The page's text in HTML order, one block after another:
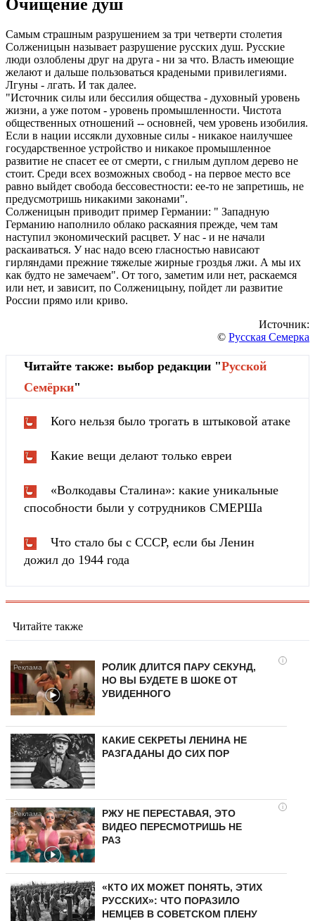
Очищение душ
Самым страшным разрушением за три четверти столетия
Солженицын называет разрушение русских душ. Русские
люди озлоблены друг на друга - ни за что. Власть имеющие
желают и дальше пользоваться крадеными привилегиями.
Лгуны - лгать. И так далее.
"Источник силы или бессилия общества - духовный уровень
жизни, а уже потом - уровень промышленности. Чистота
общественных отношений -- основней, чем уровень изобилия.
Если в нации иссякли духовные силы - никакое наилучшее
государственное устройство и никакое промышленное
развитие не спасет ее от смерти, с гнилым дуплом дерево не
стоит. Среди всех возможных свобод - на первое место все
равно выйдет свобода бессовестности: ее-то не запретишь, не
предусмотришь никакими законами".
Солженицын приводит пример Германии: " Западную
Германию наполнило облако раскаяния прежде, чем там
наступил экономический расцвет. У нас - и не начали
раскаиваться. У нас надо всею гласностью нависают
гирляндами прежние тяжелые жирные гроздья лжи. А мы их
как будто не замечаем". От того, заметим или нет, раскаемся
или нет, и зависит, по Солженицыну, пойдет ли развитие
России прямо или криво.
Источник:
© Русская Семерка
Читайте также: выбор редакции "Русской
Cемёрки"
Кого нельзя было трогать в штыковой атаке
Какие вещи делают только евреи
«Волкодавы Сталина»: какие уникальные
способности были у сотрудников СМЕРШа
Что стало бы с СССР, если бы Ленин
дожил до 1944 года
Читайте также
i
РОЛИК ДЛИТСЯ ПАРУ СЕКУНД,
НО ВЫ БУДЕТЕ В ШОКЕ ОТ
УВИДЕННОГО
КАКИЕ СЕКРЕТЫ ЛЕНИНА НЕ
РАЗГАДАНЫ ДО СИХ ПОР
i
РЖУ НЕ ПЕРЕСТАВАЯ, ЭТО
ВИДЕО ПЕРЕСМОТРИШЬ НЕ
РАЗ
«КТО ИХ МОЖЕТ ПОНЯТЬ, ЭТИХ
РУССКИХ»: ЧТО ПОРАЗИЛО
НЕМЦЕВ В СОВЕТСКОМ ПЛЕНУ